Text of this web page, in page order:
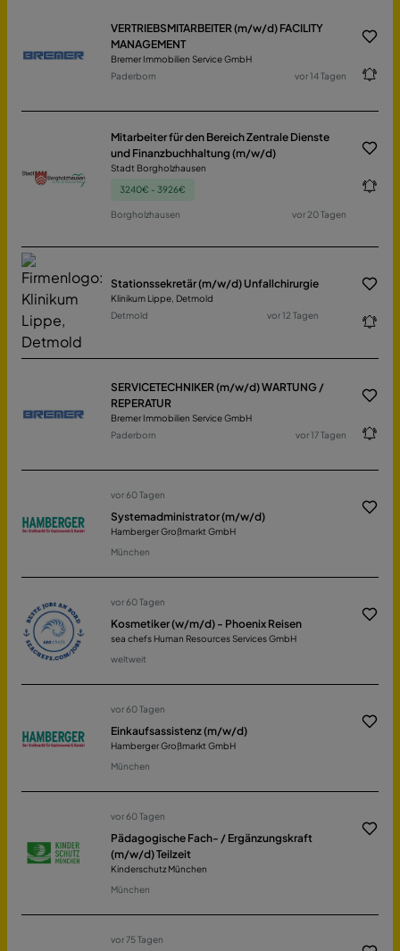
VERTRIEBSMITARBEITER (m/w/d) FACILITY
MANAGEMENT
Bremer Immobilien Service GmbH
Paderborn
vor 14 Tagen
Mitarbeiter für den Bereich Zentrale Dienste
und Finanzbuchhaltung (m/w/d)
Stadt Borgholzhausen
3240€ - 3926€
Borgholzhausen vor 20 Tagen
Stationssekretär (m/w/d) Unfallchirurgie
Klinikum Lippe, Detmold
Detmold
vor 12 Tagen
SERVICETECHNIKER (m/w/d) WARTUNG /
REPERATUR
Bremer Immobilien Service GmbH
Paderborn
vor 17 Tagen
vor 60 Tagen
Systemadministrator (m/w/d)
Hamberger Großmarkt GmbH
München
vor 60 Tagen
Kosmetiker (w/m/d) - Phoenix Reisen
sea chefs Human Resources Services GmbH
weltweit
vor 60 Tagen
Einkaufsassistenz (m/w/d)
Hamberger Großmarkt GmbH
München
vor 60 Tagen
Pädagogische Fach- / Ergänzungskraft
(m/w/d) Teilzeit
Kinderschutz München
München
vor 75 Tagen